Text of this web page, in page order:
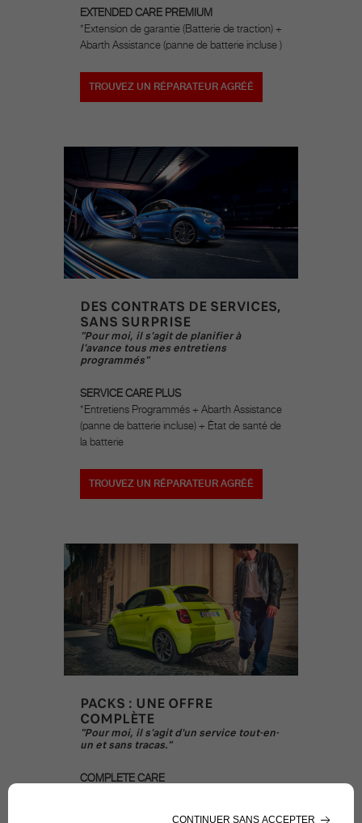
EXTENDED CARE PREMIUM
*Extension de garantie (Batterie de traction) +
Abarth Assistance (panne de batterie incluse )
TROUVEZ UN RÉPARATEUR AGRÉÉ
DES CONTRATS DE SERVICES,
SANS SURPRISE
"Pour moi, il s'agit de planifier à
l'avance tous mes entretiens
programmés"
SERVICE CARE PLUS
*Entretiens Programmés + Abarth Assistance
(panne de batterie incluse) + État de santé de
la batterie
TROUVEZ UN RÉPARATEUR AGRÉÉ
PACKS : UNE OFFRE
COMPLÈTE
"Pour moi, il s'agit d'un service tout-en-
un et sans tracas."
COMPLETE CARE